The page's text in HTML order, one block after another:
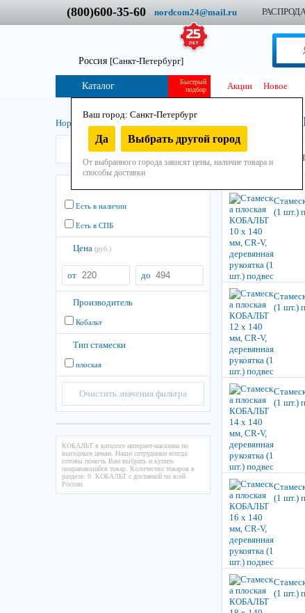
(800)600-35-60 nordcom24@mail.ru
Россия [Санкт-Петербург]
Ваш город: Санкт-Петербург
Да Выбрать другой город
От выбранного города зависят цены, наличие товара и
способы доставки
Быстрый
подбор
Каталог Акции Новое
Нордком Инструмент Ручной / Столярный
КОБАЛЬТ
Есть в наличии
Есть в СПБ
Цена (руб.)
от до
Производитель
Кобальт
Тип стамески
плоская
Очистить значения фильтра
КОБАЛЬТ в каталоге интернет-магазина по
выгодным ценам. Наши сотрудники всегда
готовы помочь Вам выбрать и купить
понравившийся товар. Количество товаров в
разделе: 0. КОБАЛЬТ с доставкой по всей
России.
(1 шт.)
(1 шт.)
(1 шт.)
(1 шт.)
(1 шт.)